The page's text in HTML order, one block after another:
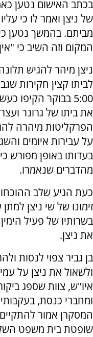
בכתב האישום נטען
של ניצן ואמר לו כי
מביתם. בהמשך נטען
המקום וזה השיב כי
ניצן מיהר להגיש
לביתו קצין חקירות
5:00 בבוקר הקיפו
את ביתו של גרונר
הפרקליטות מיהרה
על עבירות איומים
בעדותו באופן מפורש
מהדברים שנאמרו.
כעת הגיע שלב
זימונו של שי ניצן
בשרותיו של פעיל
את ניצן.
בן גביר צפוי לנסות
ולשאול את ניצן על
איו"ש, צוות שספג
ומחברי כנסת,
המסקרן אמור
שופטת בית משפט